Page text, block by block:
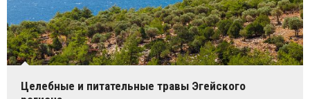
Целебные и питательные травы Эгейского